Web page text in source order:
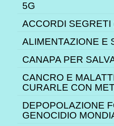
5G
ACCORDI SEGRETI
ALIMENTAZIONE E
CANAPA PER
CANCRO E
CURARLE CON
DEPOPOLAZIONE
GENOCIDIO